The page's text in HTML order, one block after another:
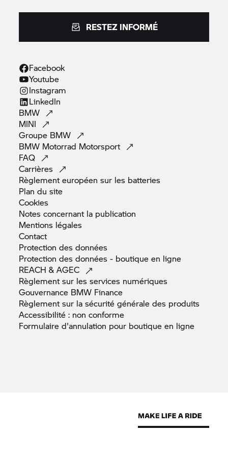
RESTEZ INFORMÉ
Facebook
Youtube
Instagram
LinkedIn
BMW
MINI
Groupe BMW
BMW Motorrad Motorsport
FAQ
Carrières
Règlement européen sur les batteries
Plan dusite
Cookies
Notes concernant la publication
Mentions légales
Contact
Protection desdonnées
Protection des données - boutique en ligne
REACH &AGEC
Règlement sur les services numériques
Gouvernance BMW Finance
Règlement sur la sécurité générale des produits
Accessibilité : nonconforme
Formulaire d'annulation pour boutique en ligne